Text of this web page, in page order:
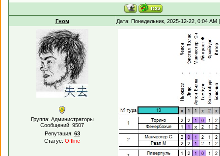
Гном Дата: Понедельник, 2025-12-22, 0:04
Группа: Администраторы
Сообщений: 9507
Репутация: 63
Статус: Offline